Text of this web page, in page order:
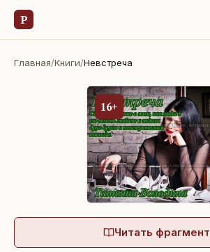
Р
Главная/Книги/Невстреча
16+
Читать фрагмент